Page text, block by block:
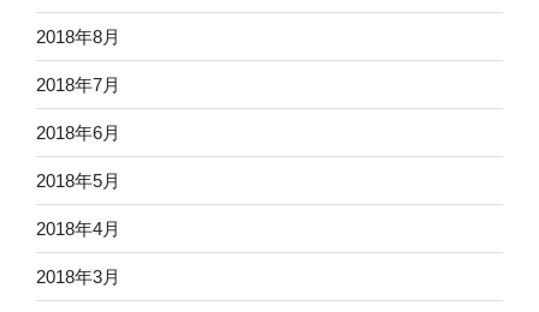
2018年8月
2018年7月
2018年6月
2018年5月
2018年4月
2018年3月